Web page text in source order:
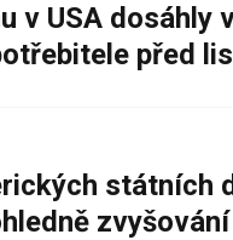
v USA
před
státních